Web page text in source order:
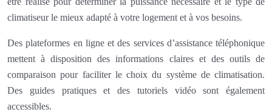
climatiseur le mieux adapté à votre logement et à vos besoins.
Des plateformes en ligne et des services d’assistance téléphonique
mettent à disposition des informations claires et des outils de
comparaison pour faciliter le choix du système de climatisation.
Des guides pratiques et des tutoriels vidéo sont également
accessibles.